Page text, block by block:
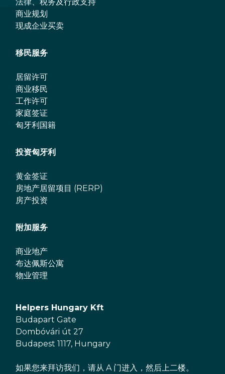
商业规划
现成企业买卖
移民服务
居留许可
商业移民
工作许可
家庭签证
匈牙利国籍
投资匈牙利
黄金签证
房地产居留项目 (RERP)
房产投资
附加服务
商业地产
布达佩斯公寓
物业管理
Helpers Hungary Kft
Budapart Gate
Dombóvári út 27
Budapest 1117, Hungary
如果您来拜访我们，请从 A 门进入，然后上二楼。